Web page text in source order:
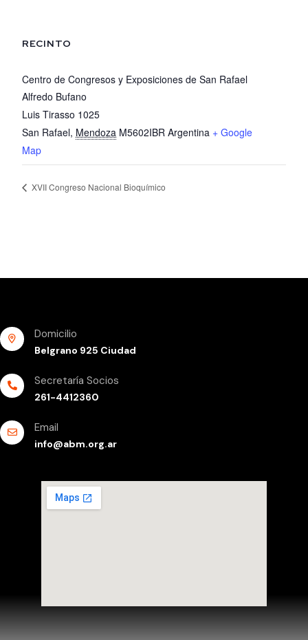
RECINTO
Centro de Congresos y Exposiciones de San Rafael
Alfredo Bufano
Luis Tirasso 1025
San Rafael, Mendoza M5602IBR Argentina + Google
Map
XVII Congreso Nacional Bioquímico
Domicilio
Belgrano 925 Ciudad
Secretaría Socios
261-4412360
Email
info@abm.org.ar